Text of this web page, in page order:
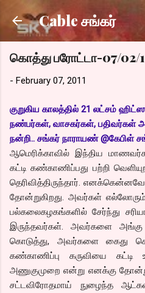
Skip to main
Cable சங்கர்
கொத்து பரோட்டா-07/02/
- February 07, 2011
குறுகிய காலத்தில் 21 லட்சம்
நண்பர்கள், வாசகர்கள், பதிவர்கள்
நன்றி.. சங்கர் நாராயண் @கேபிள்
ஆமெரிக்காவில் இந்திய
கட்டி கண்காணிப்பது பற்றி
தெரிவித்திருந்தார்.
தோன்றுகிறது. அவர்கள்
பல்கலைகழகங்களில் சேர்ந்து
இருந்தவர்கள். அவர்களை அங்கு
கொடுத்து, அவர்களை கைது
கண்காணிப்பு கருவியை கட்டி
அணுகுமுறை என்று எனக்கு
சட்டவிரோதமாய் நுழைந்த